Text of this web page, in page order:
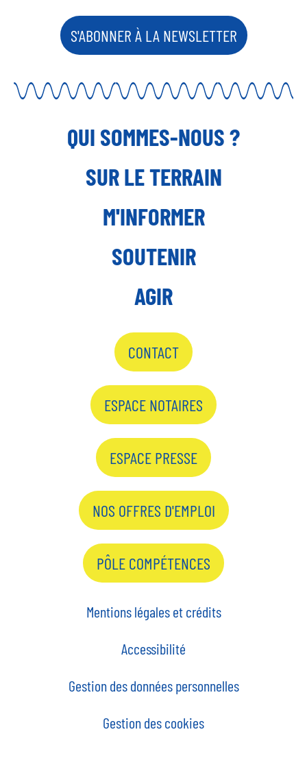
S'ABONNER À LA NEWSLETTER
QUI SOMMES-NOUS ?
SUR LE TERRAIN
M'INFORMER
SOUTENIR
AGIR
CONTACT
ESPACE NOTAIRES
ESPACE PRESSE
NOS OFFRES D'EMPLOI
PÔLE COMPÉTENCES
Mentions légales et crédits
Accessibilité
Gestion des données personnelles
Gestion des cookies